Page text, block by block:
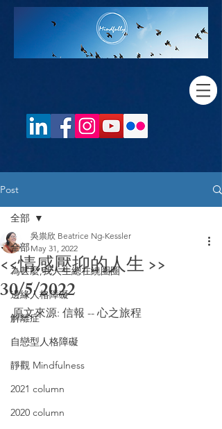
Post
全部
為甚麼,我人生總在繞圈圈
邊緣人格障礙
解離症
自戀型人格障礙
靜觀 Mindfulness
2021 column
2020 column
全部
<<情感壓抑的人生 >>
30/5/2022
吳祟欣 Beatrice Ng-Kessler
May 31, 2022
原文來源: 信報 -- 心之旅程